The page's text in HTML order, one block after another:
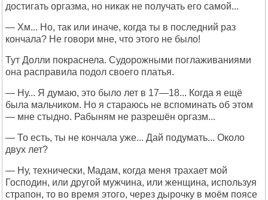
достигать оргазма, но никак не получать его самой...
— Хм... Но, так или иначе, когда ты в последний раз
кончала? Не говори мне, что этого не было!
Тут Долли покраснела. Судорожными поглаживаниями
она расправила подол своего платья.
— Ну... Я думаю, это было лет в 17—18... Когда я ещё
была мальчиком. Но я стараюсь не вспоминать об этом
— мне стыдно. Рабыням не разрешён оргазм...
— То есть, ты не кончала уже... Дай подумать... Около
двух лет?
— Ну, технически, Мадам, когда меня трахает мой
Господин, или другой мужчина, или женщина, используя
страпон, то во время этого, через дырочку в моём поясе